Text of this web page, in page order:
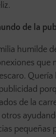
de la
humilde
que
Quería
de la
pequeñas